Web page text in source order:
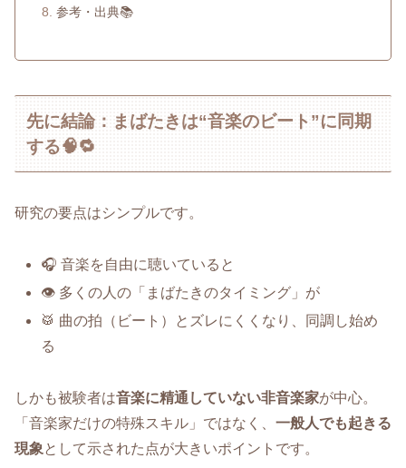
参考・出典📚
先に結論：まばたきは“音楽のビート”に同期
する🧠🔁
研究の要点はシンプルです。
🎧 音楽を自由に聴いていると
👁️ 多くの人の「まばたきのタイミング」が
🥁 曲の拍（ビート）とズレにくくなり、同調し始め
る
しかも被験者は音楽に精通していない非音楽家が中心。
「音楽家だけの特殊スキル」ではなく、 一般人でも起きる
現象として示された点が大きいポイントです。